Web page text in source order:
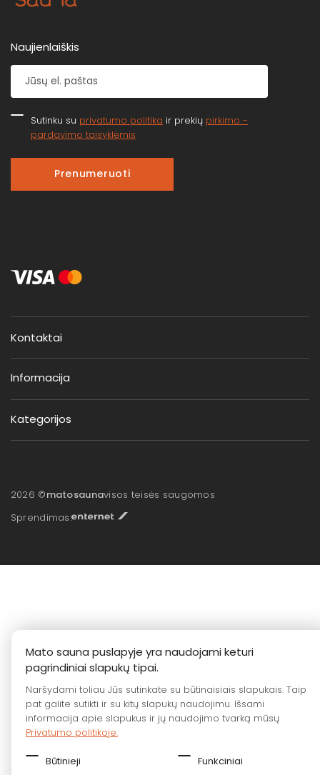
Kontaktai
Informacija
Kategorijos
Naujienlaiškis
Sutinku su privatumo politika ir prekių pirkimo -
pardavimo taisyklėmis
Prenumeruoti
2026 ©matosaunavisos teisės saugomos
Sprendimas:
Mato sauna puslapyje yra naudojami keturi
pagrindiniai slapukų tipai.
Naršydami toliau Jūs sutinkate su būtinaisiais slapukais. Taip
pat galite sutikti ir su kitų slapukų naudojimu. Išsami
informacija apie slapukus ir jų naudojimo tvarką mūsų
Privatumo politikoje.
Būtinieji Funkciniai